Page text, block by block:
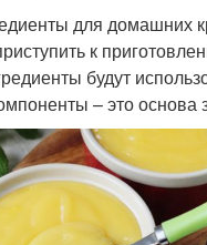
для домашних
к
будут
– это основа